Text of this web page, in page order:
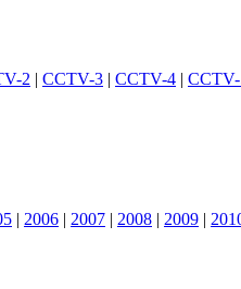
2 | CCTV-3 | CCTV-4 |
| 2006 | 2007 | 2008 | 2009 |